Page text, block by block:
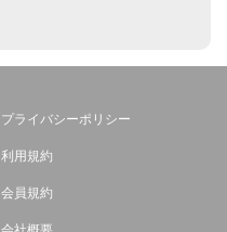
プライバシーポリシー
利用規約
会員規約